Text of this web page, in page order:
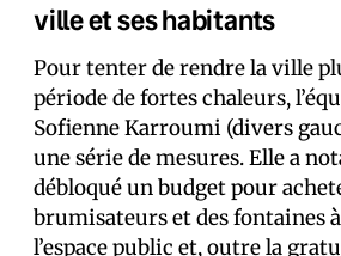
ville et ses habitants
Pour tenter de rendre la ville
période de fortes chaleurs,
Sofienne Karroumi (divers
une série de mesures. Elle a
débloqué un budget pour
brumisateurs et des fontaines
l’espace public et, outre la